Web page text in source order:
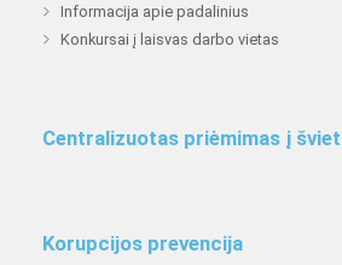
Informacija apie padalinius
Konkursai į laisvas darbo vietas
Centralizuotas priėmimas į
Korupcijos prevencija